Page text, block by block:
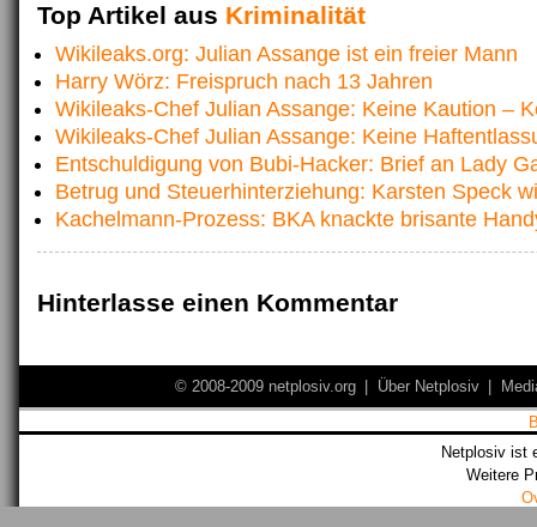
Top Artikel aus Kriminalität
Wikileaks.org: Julian Assange ist ein freier Mann
Harry Wörz: Freispruch nach 13 Jahren
Wikileaks-Chef Julian Assange: Keine Kaution –
Wikileaks-Chef Julian Assange: Keine
Entschuldigung von Bubi-Hacker: Brief an Lady
Betrug und Steuerhinterziehung: Karsten Speck
Kachelmann-Prozess: BKA knackte brisante
Hinterlasse einen Kommentar
© 2008-2009 netplosiv.org Über Netplosiv
Netplosiv ist
Weitere